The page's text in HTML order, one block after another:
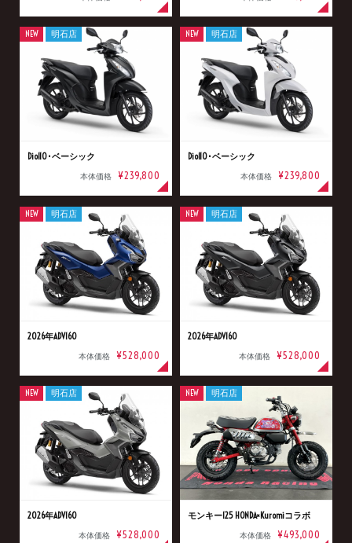
Dio110･ベーシック
本体価格 ¥239,800
NEW 明石店
Dio110･ベーシック
本体価格 ¥239,800
NEW 明石店
2026年ADV160
本体価格 ¥528,000
NEW 明石店
2026年ADV160
本体価格 ¥528,000
NEW 明石店
2026年ADV160
本体価格 ¥528,000
NEW 明石店
モンキー125 HONDA×Kuromiコラボ
本体価格 ¥493,000
NEW 明石店